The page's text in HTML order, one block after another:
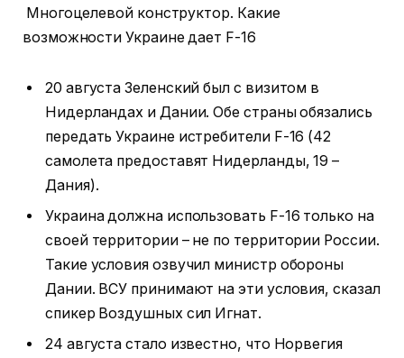
Многоцелевой конструктор. Какие
возможности Украине дает F-16
20 августа Зеленский был с визитом в
Нидерландах и Дании. Обе страны обязались
передать Украине истребители F-16 (42
самолета предоставят Нидерланды, 19 –
Дания).
Украина должна использовать F-16 только на
своей территории – не по территории России.
Такие условия озвучил министр обороны
Дании. ВСУ принимают на эти условия, сказал
спикер Воздушных сил Игнат.
24 августа стало известно, что Норвегия